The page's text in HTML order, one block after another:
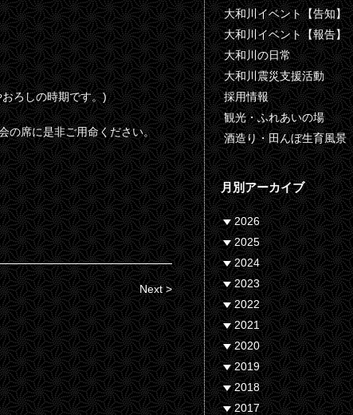
ろしの時期です。)
の席に是非ご用命ください。
Next >
大和川イベント【告知】
大和川イベント【報告】
大和川の日常
大和川震災支援活動
採用情報
観光・ふれあいの場
酒造り・田んぼ生育風景
月別アーカイブ
2026
2025
2024
2023
2022
2021
2020
2019
2018
2017